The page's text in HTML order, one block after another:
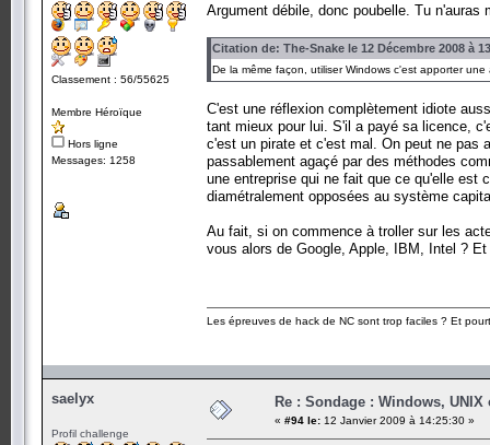
Classement : 56/55625
Membre Héroïque
Hors ligne
Messages: 1258
Argument débile, donc poubelle. Tu
Citation de: The-Snake le 12 Décembre 2008 à
De la même façon, utiliser Windows c'est apporter
C'est une réflexion complètement idiote
tant mieux pour lui. S'il a payé sa licence,
c'est un pirate et c'est mal. On peut ne pas
passablement agaçé par des méthodes
une entreprise qui ne fait que ce qu'elle est
diamétralement opposées au système
Au fait, si on commence à troller sur les
vous alors de Google, Apple, IBM, Intel ?
Les épreuves de hack de NC sont trop faciles ? Et
saelyx
Profil challenge
Re : Sondage : Windows, UNIX
« #94 le: 12 Janvier 2009 à 14:25:30 »